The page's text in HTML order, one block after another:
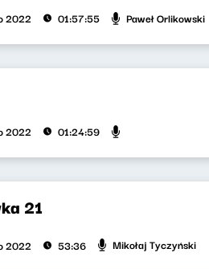
2022 01:57:55 Paweł Orlikowski
2022 01:24:59
21
2022 53:36 Mikołaj Tyczyński